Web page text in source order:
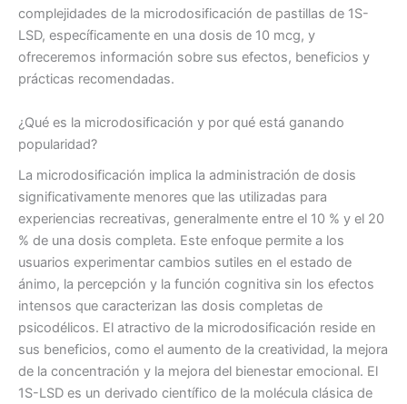
complejidades de la microdosificación de pastillas de 1S-
LSD, específicamente en una dosis de 10 mcg, y
ofreceremos información sobre sus efectos, beneficios y
prácticas recomendadas.
¿Qué es la microdosificación y por qué está ganando
popularidad?
La microdosificación implica la administración de dosis
significativamente menores que las utilizadas para
experiencias recreativas, generalmente entre el 10 % y el 20
% de una dosis completa. Este enfoque permite a los
usuarios experimentar cambios sutiles en el estado de
ánimo, la percepción y la función cognitiva sin los efectos
intensos que caracterizan las dosis completas de
psicodélicos. El atractivo de la microdosificación reside en
sus beneficios, como el aumento de la creatividad, la mejora
de la concentración y la mejora del bienestar emocional. El
1S-LSD es un derivado científico de la molécula clásica de